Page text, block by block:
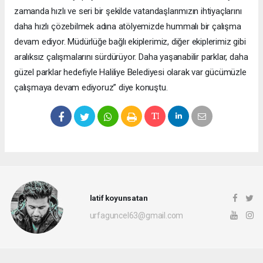
zamanda hızlı ve seri bir şekilde vatandaşlarımızın ihtiyaçlarını
daha hızlı çözebilmek adına atölyemizde hummalı bir çalışma
devam ediyor. Müdürlüğe bağlı ekiplerimiz, diğer ekiplerimiz gibi
aralıksız çalışmalarını sürdürüyor. Daha yaşanabilir parklar, daha
güzel parklar hedefiyle Haliliye Belediyesi olarak var gücümüzle
çalışmaya devam ediyoruz” diye konuştu.
latif koyunsatan
urfaguncel63@gmail.com